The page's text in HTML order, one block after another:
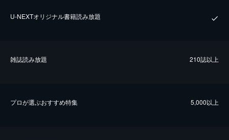
U-NEXTオリジナル書籍読み放題
雑誌読み放題 210誌以上
プロが選ぶおすすめ特集 5,000以上